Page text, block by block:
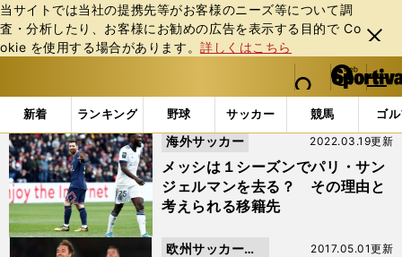
当サイトでは当社の提携先等がお客様のニーズ等について調
査・分析したり、お客様にお勧めの広告を表⽰する⽬的で Co
okie を使⽤する場合があります。詳しくはこちら
閉じ
る
web Sportiva (webスポルティーバ)
検索
マイペ
ー
ジ
メニュ
新着 ランキング 野球 サッカー 競馬 ゴ
b
ス
ポ
ル
テ
ィ
ー
バ
「#マウリシオ・ポチェッティーノ」の最新ニュース・ 情
メッシは１シーズンでパリ・サン
ジェルマンを去る？ その理由と
考えられる移籍先
2022.03.19更新
海外サッカー
2017.05.01更新
欧州サッカーニ